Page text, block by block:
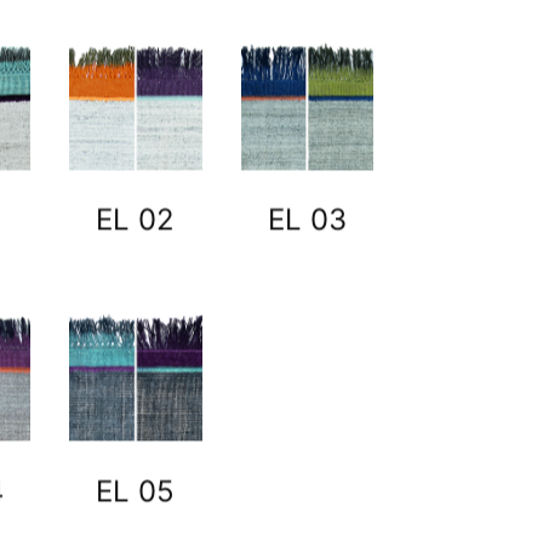
EL 02 EL 03
EL 05